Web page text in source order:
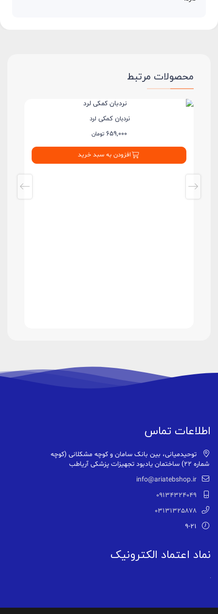
محصولات مرتبط
نردبان کمکی لرد
659,000 تومان
افزودن به سبد خرید
اطلاعات تماس
توحیدمیانی، بین بانک سامان و کوچه مشکلانی (کوچه
شماره ۲۲) ساختمان یادبود تجهیزات پزشکی آریاطب
info@ariatebshop.ir
09134324049
03131325878
9-21
نماد اعتماد الکترونیک